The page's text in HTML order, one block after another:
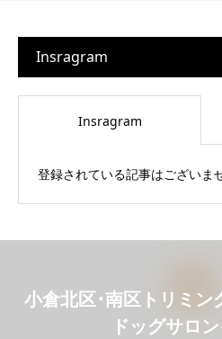
Insragram
Insragram
登録されている記事はございま
小倉北区･南区トリミン
ドッグサロ